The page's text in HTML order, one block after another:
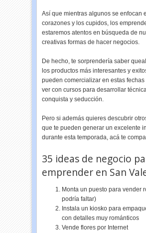
Así que mientras algunos se enfocan
corazones y los cupidos, los
estaremos atentos en búsqueda de
creativas formas de hacer negocios.
De hecho, te sorprendería saber
los productos más interesantes y
pueden comercializar en estas fechas
ver con cursos para desarrollar
conquista y seducción.
Pero si además quieres descubrir
que te pueden generar un excelente
durante esta temporada, acá te
35 ideas de negocio
emprender en San
Monta un puesto para vender
podría faltar)
Instala un kiosko para
con detalles muy románticos
Vende flores por Internet